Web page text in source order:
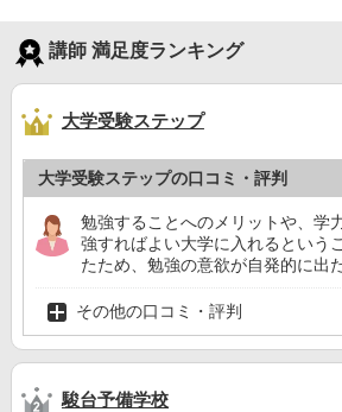
講師 満足度ランキング
大学受験ステップ
大学受験ステップの口コミ・評判
勉強することへのメリットや、学
強すればよい大学に入れるという
たため、勉強の意欲が自発的に出
その他の口コミ・評判
駿台予備学校